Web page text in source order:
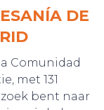
DE
Comunidad
met 131
bent naar